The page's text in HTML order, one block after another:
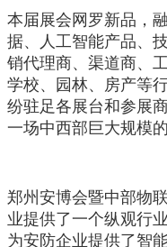
本届展会网罗新品，
据、人工智能产品、
销代理商、渠道商、
学校、园林、房产等
纷驻足各展台和参展
一场中西部巨大规模
郑州安博会暨中部物
业提供了一个纵观行
为安防企业提供了智